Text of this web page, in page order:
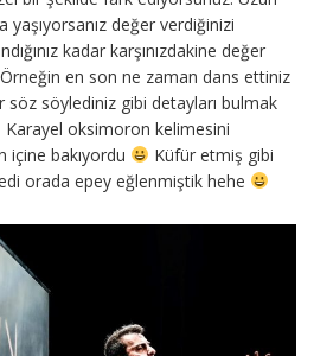
yaşıyorsanız değer verdiğinizi
kadar karşınızdakine değer
en son ne zaman dans ettiniz
söylediniz gibi detayları bulmak
oksimoron kelimesini
içine bakıyordu
Küfür etmiş gibi
orada epey eğlenmiştik hehe